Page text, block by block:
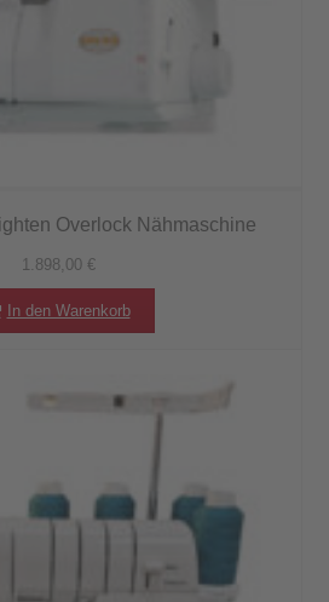
Overlock Nähmaschine
1.898,00 €
In den Warenkorb